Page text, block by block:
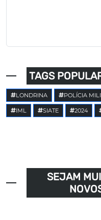
TAGS
LONDRINA POLÍCIA
IML SIATE 2024
SEJAM